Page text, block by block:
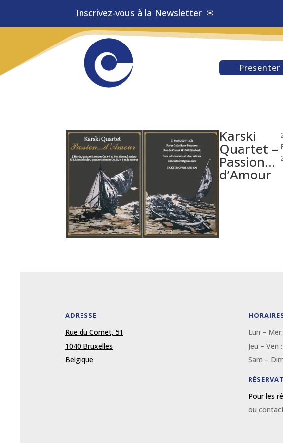
Inscrivez-vous à la Newsletter ✉
Presenter
Karski
Quartet –
Passion…
d’Amour
ADRESSE
Rue du Cornet, 51
1040 Bruxelles
Belgique
Lun –
Jeu – Ven
Sam –
Pour les
ou